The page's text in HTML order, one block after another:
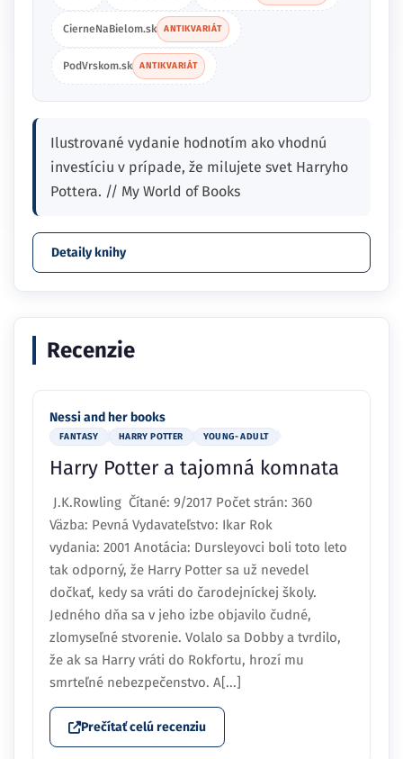
CierneNaBielom.sk ANTIKVARIÁT
PodVrskom.sk ANTIKVARIÁT
Ilustrované vydanie hodnotím ako vhodnú
investíciu v prípade, že milujete svet Harryho
Pottera. // My World of Books
Detaily knihy
Recenzie
Nessi and her books
FANTASY HARRY POTTER YOUNG- ADULT
Harry Potter a tajomná komnata
J.K.Rowling Čítané: 9/2017 Počet strán: 360
Väzba: Pevná Vydavateľstvo: Ikar Rok
vydania: 2001 Anotácia: Dursleyovci boli toto leto
tak odporný, že Harry Potter sa už nevedel
dočkať, kedy sa vráti do čarodejníckej školy.
Jedného dňa sa v jeho izbe objavilo čudné,
zlomyseľné stvorenie. Volalo sa Dobby a tvrdilo,
že ak sa Harry vráti do Rokfortu, hrozí mu
smrteľné nebezpečenstvo. A[...]
Prečítať celú recenziu